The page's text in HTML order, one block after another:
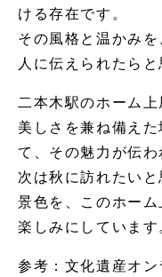
ける存在です。
その風格と温かみ
人に伝えられたらと
二本木駅のホーム
美しさを兼ね備え
て、その魅力が伝わ
次は秋に訪れたい
景色を、このホー
楽しみにしています
参考：文化遺産オン